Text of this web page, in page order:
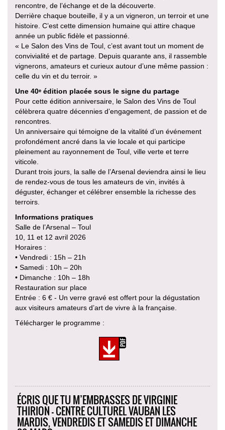
rencontre, de l’échange et de la découverte.
Derrière chaque bouteille, il y a un vigneron, un terroir et une
histoire. C’est cette dimension humaine qui attire chaque
année un public fidèle et passionné.
« Le Salon des Vins de Toul, c’est avant tout un moment de
convivialité et de partage. Depuis quarante ans, il rassemble
vignerons, amateurs et curieux autour d’une même passion :
celle du vin et du terroir. »
Une 40ᵉ édition placée sous le signe du partage
Pour cette édition anniversaire, le Salon des Vins de Toul
célèbrera quatre décennies d’engagement, de passion et de
rencontres.
Un anniversaire qui témoigne de la vitalité d’un événement
profondément ancré dans la vie locale et qui participe
pleinement au rayonnement de Toul, ville verte et terre
viticole.
Durant trois jours, la salle de l’Arsenal deviendra ainsi le lieu
de rendez-vous de tous les amateurs de vin, invités à
déguster, échanger et célébrer ensemble la richesse des
terroirs.
Informations pratiques
Salle de l’Arsenal – Toul
10, 11 et 12 avril 2026
Horaires :
• Vendredi : 15h – 21h
• Samedi : 10h – 20h
• Dimanche : 10h – 18h
Restauration sur place
Entrée : 6 € - Un verre gravé est offert pour la dégustation
aux visiteurs amateurs d’art de vivre à la française.
Télécharger le programme :
ÉCRIS QUE TU M’EMBRASSES DE VIRGINIE
THIRION - CENTRE CULTUREL VAUBAN LES
MARDIS, VENDREDIS ET SAMEDIS ET DIMANCHE